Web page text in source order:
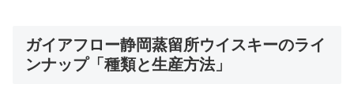
ガイアフロー静岡蒸留所ウイスキーのライ
ンナップ「種類と生産方法」